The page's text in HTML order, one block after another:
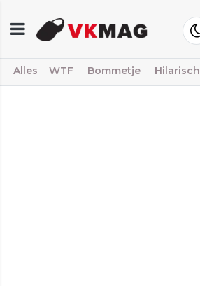
Alles WTF Bommetje Hilarisch